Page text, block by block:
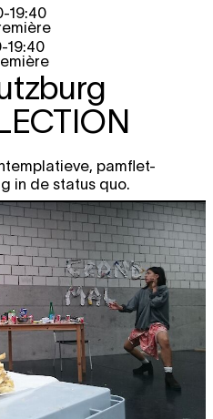
-19:40
-19:40
pamflet-
in de status quo.